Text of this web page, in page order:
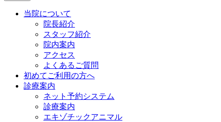
当院について
院長紹介
スタッフ紹介
院内案内
アクセス
よくあるご質問
初めてご利用の方へ
診療案内
ネット予約システム
診療案内
エキゾチックアニマル